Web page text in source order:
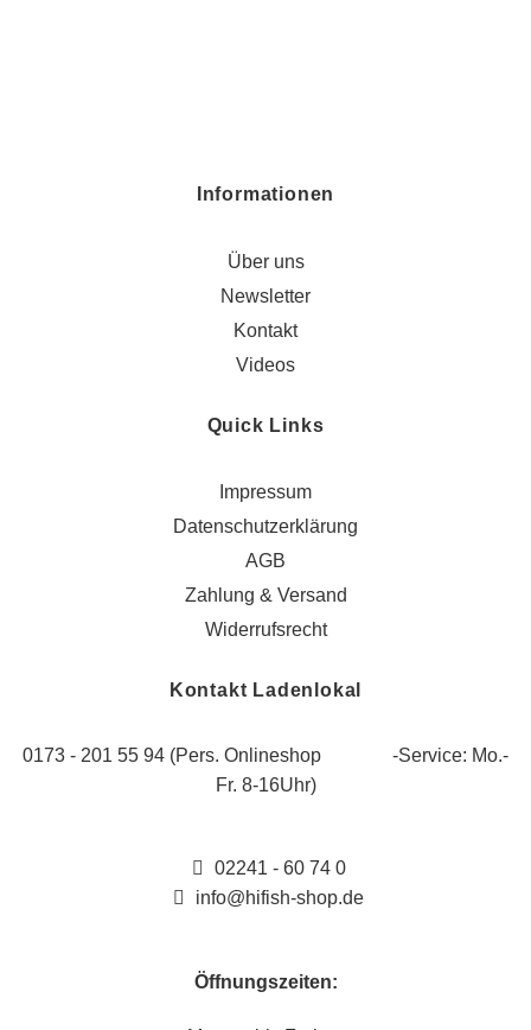
Informationen
Über uns
Newsletter
Kontakt
Videos
Quick Links
Impressum
Datenschutzerklärung
AGB
Zahlung & Versand
Widerrufsrecht
Kontakt Ladenlokal
0173 - 201 55 94 (Pers. Onlineshop -Service: Mo.-
Fr. 8-16Uhr)
02241 - 60 74 0
info@hifish-shop.de
Öffnungszeiten: